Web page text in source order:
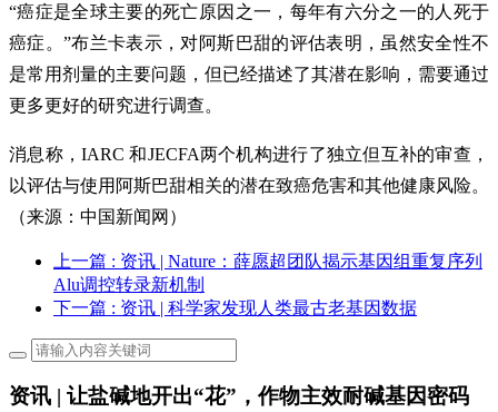
“癌症是全球主要的死亡原因之一，每年有六分之一的人死于
癌症。”布兰卡表示，对阿斯巴甜的评估表明，虽然安全性不
是常用剂量的主要问题，但已经描述了其潜在影响，需要通过
更多更好的研究进行调查。
消息称，IARC 和JECFA两个机构进行了独立但互补的审查，
以评估与使用阿斯巴甜相关的潜在致癌危害和其他健康风险。
（来源：中国新闻网）
上一篇 : 资讯 | Nature：薛愿超团队揭示基因组重复序列
Alu调控转录新机制
下一篇 : 资讯 | 科学家发现人类最古老基因数据
资讯 | 让盐碱地开出“花”，作物主效耐碱基因密码